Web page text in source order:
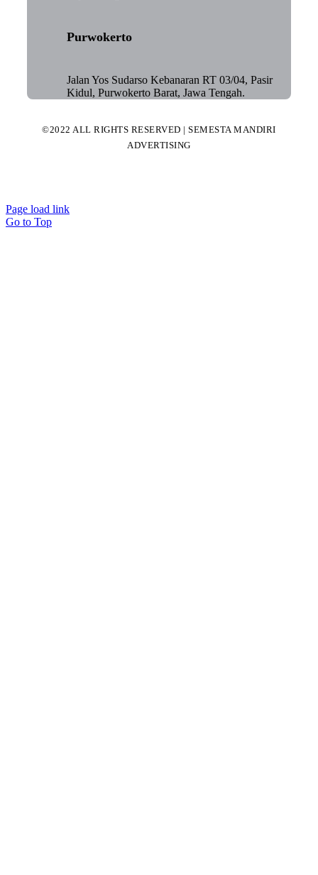
Purwokerto
Jalan Yos Sudarso Kebanaran RT 03/04, Pasir
Kidul, Purwokerto Barat, Jawa Tengah.
©2022 ALL RIGHTS RESERVED | SEMESTA MANDIRI
ADVERTISING
Page load link
Go to Top